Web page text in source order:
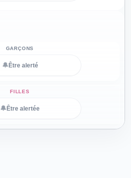
🔔 Être alerté
🔔 Être alertée